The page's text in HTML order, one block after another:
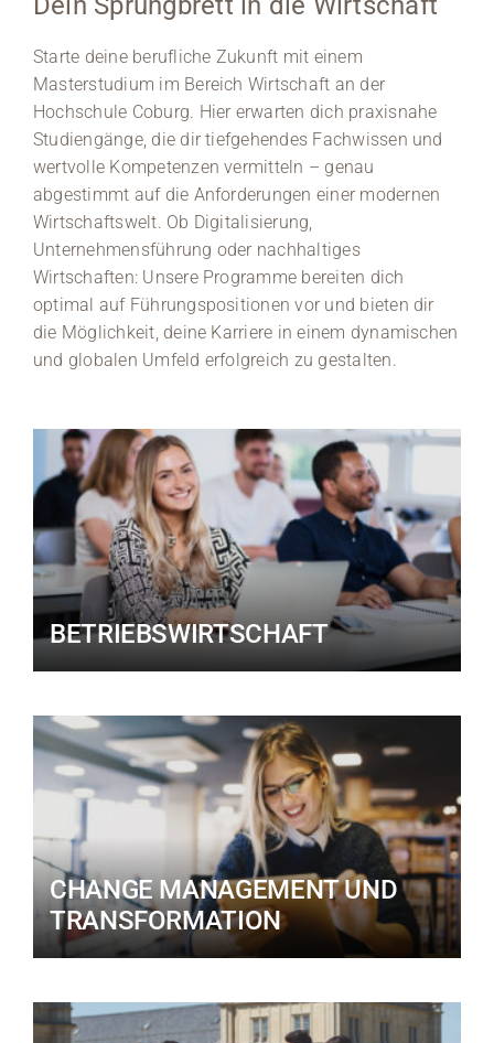
Medien
Stellenangebote
News
Veranstaltungen
Starte deine berufliche Zukunft mit einem
Masterstudium im Bereich Wirtschaft an der
Hochschule Coburg. Hier erwarten dich praxisnahe
Studiengänge, die dir tiefgehendes Fachwissen und
wertvolle Kompetenzen vermitteln – genau
abgestimmt auf die Anforderungen einer modernen
Wirtschaftswelt. Ob Digitalisierung,
Unternehmensführung oder nachhaltiges
Wirtschaften: Unsere Programme bereiten dich
optimal auf Führungspositionen vor und bieten dir
die Möglichkeit, deine Karriere in einem dynamischen
und globalen Umfeld erfolgreich zu gestalten.
BETRIEBSWIRTSCHAFT
CHANGE MANAGEMENT UND
TRANSFORMATION